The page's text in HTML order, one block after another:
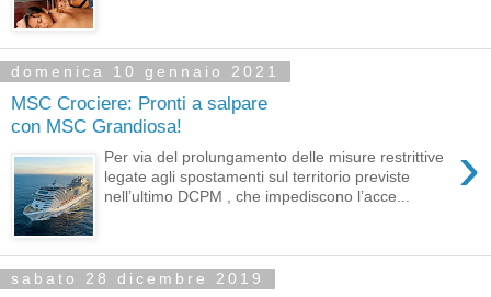
domenica 10 gennaio 2021
MSC Crociere: Pronti a salpare
con MSC Grandiosa!
›
Per via del prolungamento delle misure restrittive
legate agli spostamenti sul territorio previste
nell’ultimo DCPM , che impediscono l’acce...
sabato 28 dicembre 2019